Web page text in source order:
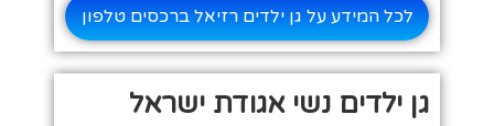
לכל המידע על גן ילדים רזיאל ברכסים טלפון
גן ילדים נשי אגודת ישראל